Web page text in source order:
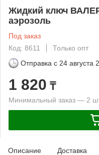
Жидкий ключ
аэрозоль
Под заказ
Код: 8611
Только опт
Отправка с 24 августа
1 820 ₸
Минимальный заказ — 2
Описание Доставка